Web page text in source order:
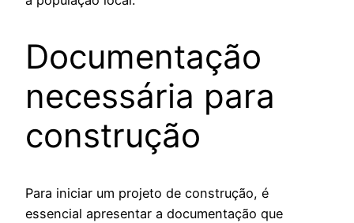
Documentação
necessária para
construção
Para iniciar um projeto de construção, é
essencial apresentar a documentação que